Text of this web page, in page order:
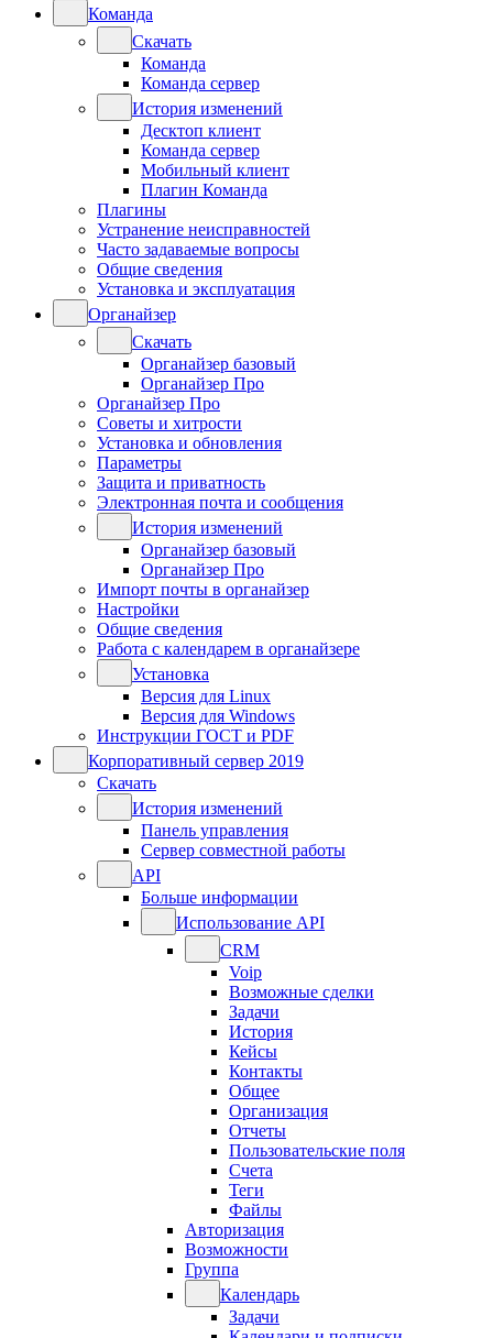
Команда
Скачать
Команда
Команда сервер
История изменений
Десктоп клиент
Команда сервер
Мобильный клиент
Плагин Команда
Плагины
Устранение неисправностей
Часто задаваемые вопросы
Общие сведения
Установка и эксплуатация
Органайзер
Скачать
Органайзер базовый
Органайзер Про
Органайзер Про
Советы и хитрости
Установка и обновления
Параметры
Защита и приватность
Электронная почта и сообщения
История изменений
Органайзер базовый
Органайзер Про
Импорт почты в органайзер
Настройки
Общие сведения
Работа с календарем в органайзере
Установка
Версия для Linux
Версия для Windows
Инструкции ГОСТ и PDF
Корпоративный сервер 2019
Скачать
История изменений
Панель управления
Сервер совместной работы
API
Больше информации
Использование API
CRM
Voip
Возможные сделки
Задачи
История
Кейсы
Контакты
Общее
Организация
Отчеты
Пользовательские поля
Счета
Теги
Файлы
Авторизация
Возможности
Группа
Календарь
Задачи